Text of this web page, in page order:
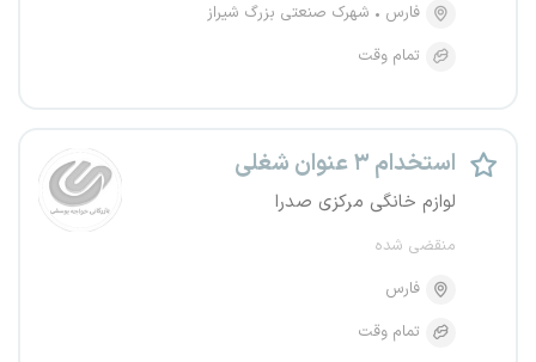
فارس
شهرک صنعتی بزرگ شیراز
تمام وقت
استخدام ۳ عنوان شغلی
لوازم خانگی مرکزی صدرا
منقضی شده
فارس
تمام وقت